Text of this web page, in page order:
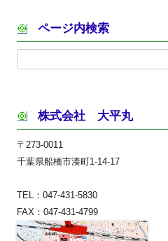
ページ内検索
株式会社 大平丸
〒273-0011
千葉県船橋市湊町1-14-17
TEL：047-431-5830
FAX：047-431-4799